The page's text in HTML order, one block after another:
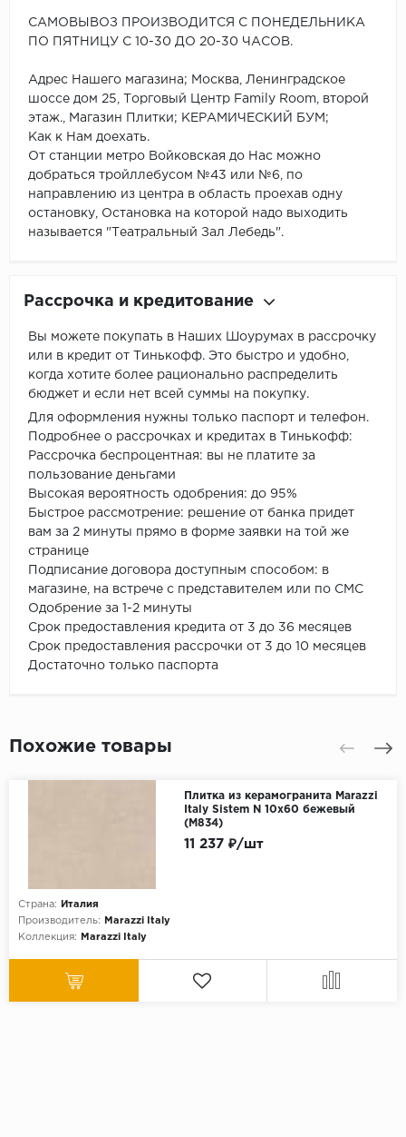
САМОВЫВОЗ ПРОИЗВОДИТСЯ С ПОНЕДЕЛЬНИКА
ПО ПЯТНИЦУ С 10-30 ДО 20-30 ЧАСОВ.
Адрес Нашего магазина; Москва, Ленинградское
шоссе дом 25, Торговый Центр Family Room, второй
этаж., Магазин Плитки; КЕРАМИЧЕСКИЙ БУМ;
Как к Нам доехать.
От станции метро Войковская до Нас можно
добраться тройллебусом №43 или №6, по
направлению из центра в область проехав одну
остановку, Остановка на которой надо выходить
называется "Театральный Зал Лебедь".
Рассрочка и кредитование
Вы можете покупать в Наших Шоурумах в рассрочку
или в кредит от Тинькофф. Это быстро и удобно,
когда хотите более рационально распределить
бюджет и если нет всей суммы на покупку.
Для оформления нужны только паспорт и телефон.
Подробнее о рассрочках и кредитах в Тинькофф:
Рассрочка беспроцентная: вы не платите за
пользование деньгами
Высокая вероятность одобрения: до 95%
Быстрое рассмотрение: решение от банка придет
вам за 2 минуты прямо в форме заявки на той же
странице
Подписание договора доступным способом: в
магазине, на встрече с представителем или по СМС
Одобрение за 1-2 минуты
Срок предоставления кредита от 3 до 36 месяцев
Срок предоставления рассрочки от 3 до 10 месяцев
Достаточно только паспорта
Похожие товары
Плитка из керамогранита Marazzi
Italy Sistem N 10x60 бежевый
(M834)
Страна:
Италия
Производитель:
Marazzi Italy
Коллекция:
Marazzi Italy
11 237 ₽/шт